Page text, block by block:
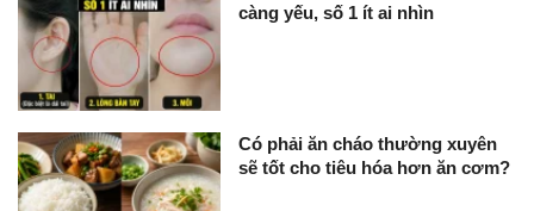
càng yếu, số 1 ít ai nhìn
Có phải ăn cháo thường xuyên
sẽ tốt cho tiêu hóa hơn ăn cơm?